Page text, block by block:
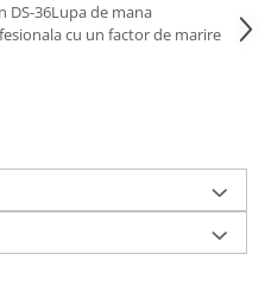
DS-36Lupa de mana
cu un factor de marire